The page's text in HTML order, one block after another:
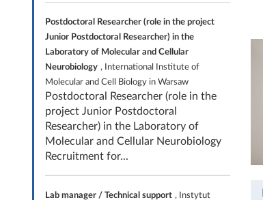
Postdoctoral Researcher (role in the project
Junior Postdoctoral Researcher) in the
Laboratory of Molecular and Cellular
Neurobiology , International Institute of
Molecular and Cell Biology in Warsaw
Postdoctoral Researcher (role in the
project Junior Postdoctoral
Researcher) in the Laboratory of
Molecular and Cellular Neurobiology
Recruitment for...
Lab manager / Technical support , Instytut